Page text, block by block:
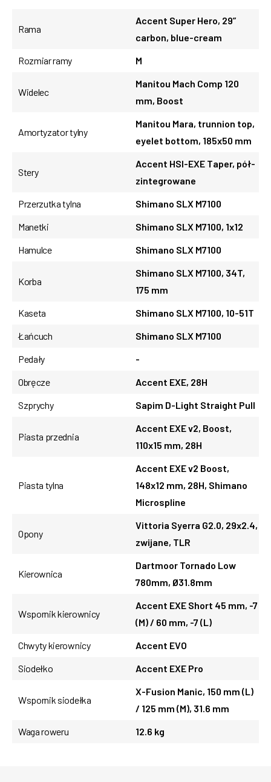
Rama
Accent Super Hero, 29”
carbon, blue-cream
Rozmiar ramy
M
Widelec
Manitou Mach Comp 120
mm, Boost
Amortyzator tylny
Manitou Mara, trunnion top,
eyelet bottom, 185x50 mm
Stery
Accent HSI-EXE Taper, pół-
zintegrowane
Przerzutka tylna
Shimano SLX M7100
Manetki
Shimano SLX M7100, 1x12
Hamulce
Shimano SLX M7100
Korba
Shimano SLX M7100, 34T,
175 mm
Kaseta
Shimano SLX M7100, 10-51T
Łańcuch
Shimano SLX M7100
Pedały
-
Obręcze
Accent EXE, 28H
Szprychy
Sapim D-Light Straight Pull
Piasta przednia
Accent EXE v2, Boost,
110x15 mm, 28H
Piasta tylna
Accent EXE v2 Boost,
148x12 mm, 28H, Shimano
Microspline
Opony
Vittoria Syerra G2.0, 29x2.4,
zwijane, TLR
Kierownica
Dartmoor Tornado Low
780mm, Ø31.8mm
Wspornik kierownicy
Accent EXE Short 45 mm, -7
(M) / 60 mm, -7 (L)
Chwyty kierownicy
Accent EVO
Siodełko
Accent EXE Pro
Wspornik siodełka
X-Fusion Manic, 150 mm (L)
/ 125 mm (M), 31.6 mm
Waga roweru
12.6 kg